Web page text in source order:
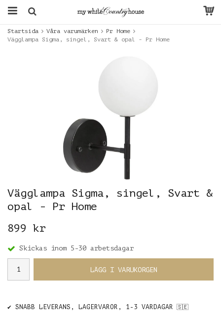
Startsida Våra varumärken
Pr Home
Vägglampa Sigma, singel, Svart & opal - Pr Home
Vägglampa Sigma, singel, Svart &
opal - Pr Home
899 kr
Skickas inom 5-30 arbetsdagar
LÄGG I VARUKORGEN
✔️ SNABB LEVERANS, LAGERVAROR, 1-3 VARDAGAR 🇸🇪